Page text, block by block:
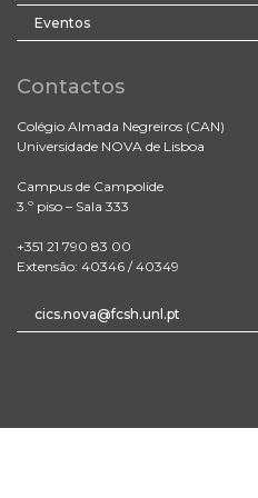
Eventos
Contactos
Colégio Almada Negreiros (CAN)
Universidade NOVA de Lisboa
Campus de Campolide
3.º piso – Sala 333
+351 21 790 83 00
Extensão: 40346 / 40349
cics.nova@fcsh.unl.pt